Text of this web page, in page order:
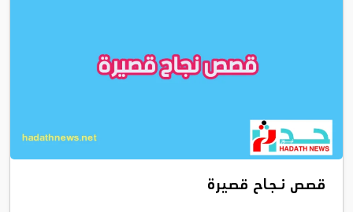
قصص نجاح قصيرة